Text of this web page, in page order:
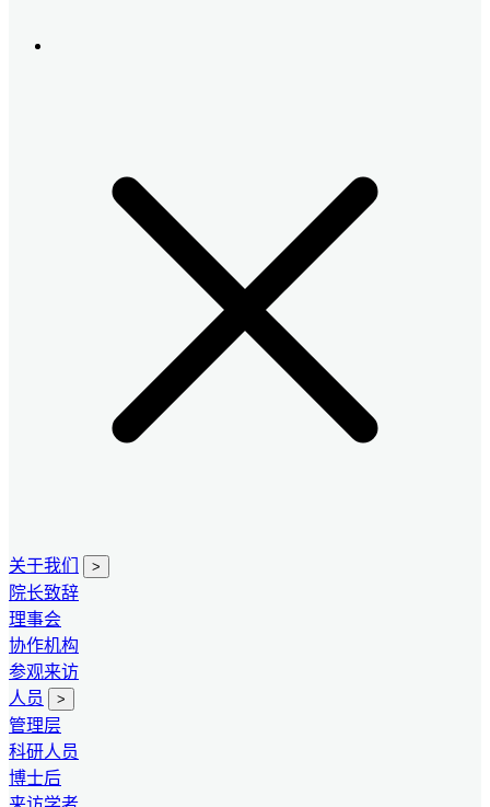
关于我们 >
院长致辞
理事会
协作机构
参观来访
人员
>
管理层
科研人员
博士后